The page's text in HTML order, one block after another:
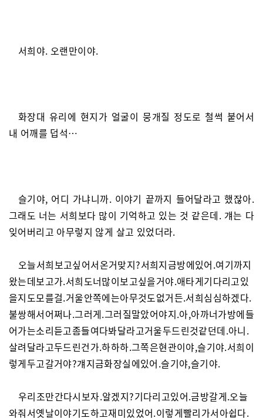
서희야. 오랜만이야.
화장대 유리에 현지가 얼굴이 뭉개질 정도로 철썩 붙어서
내 어깨를 덥석…
슬기야, 어디 가냐니까. 이야기 끝까지 들어달라고 했잖아.
그래도 너는 서희보다 많이 기억하고 있는 것 같은데. 걔는 다
잊어버리고 아무렇지 않게 살고 있었더라.
오늘서희보고싶어서온거맞지?서희지금방에있어.여기까지
왔는데보고가.서희도너많이보고싶을거야.애타게기다리고있
을지도모를걸.거울안쪽에는아무것도없거든.서희심심하겠다.
불쌍해서어쩌나.그러게.그러질말았어야지.아,아까너가방에들
어가는소리듣고좀들여다봐달라고거울두드린것같던데.아니.
살려달라고두드린건가.하하하.그쪽은현관이야,슬기야.서희이
렇게두고갈거야?걔지금화장실에있어.슬기야,슬기야.
우리조만간다시보자.알겠지?기다리고있어.금방갈게.오늘
와줘서옛날이야기도하고재미있었어.이렇게빨리가서아쉽다.